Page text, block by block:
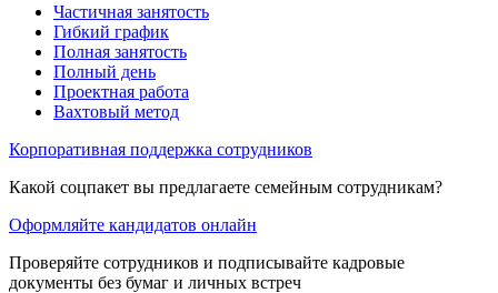
Частичная занятость
Гибкий график
Полная занятость
Полный день
Проектная работа
Вахтовый метод
Корпоративная поддержка сотрудников
Какой соцпакет вы предлагаете семейным сотрудникам?
Оформляйте кандидатов онлайн
Проверяйте сотрудников и подписывайте кадровые
документы без бумаг и личных встреч